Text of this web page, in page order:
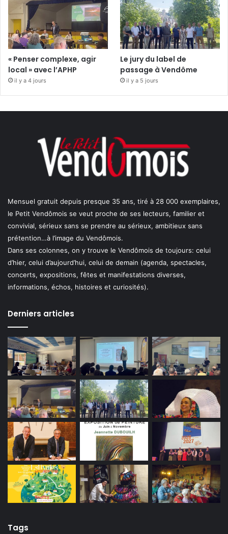
« Penser complexe, agir
local » avec l’APHP
il y a 4 jours
Le jury du label de
passage à Vendôme
il y a 5 jours
Mensuel gratuit depuis presque 35 ans, tiré à 28 000 exemplaires,
le Petit Vendômois se veut proche de ses lecteurs, familier et
convivial, sérieux sans se prendre au sérieux, ambitieux sans
prétention…à l’image du Vendômois.
Dans ses colonnes, on y trouve le Vendômois de toujours: celui
d’hier, celui d’aujourd’hui, celui de demain (agenda, spectacles,
concerts, expositions, fêtes et manifestations diverses,
informations, échos, histoires et curiosités).
Derniers articles
Tags